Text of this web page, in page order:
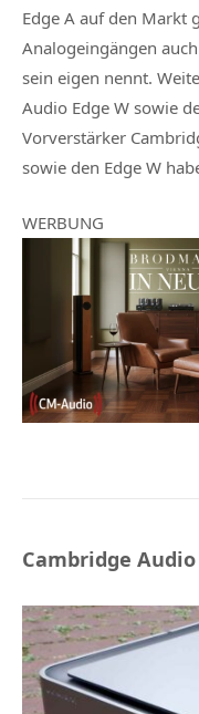
Edge A auf den Markt
Analogeingängen
sein eigen nennt.
Audio Edge W sowie
Vorverstärker
sowie den Edge W
WERBUNG
Cambridge